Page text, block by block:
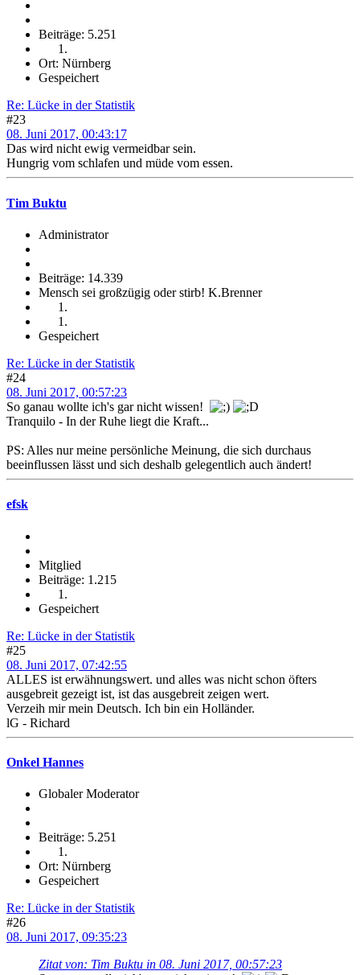
Beiträge: 5.251
Ort: Nürnberg
Gespeichert
Re: Lücke in der Statistik
#23
08. Juni 2017, 00:43:17
Das wird nicht ewig vermeidbar sein.
Hungrig vom schlafen und müde vom essen.
Tim Buktu
Administrator
Beiträge: 14.339
Mensch sei großzügig oder stirb! K.Brenner
Gespeichert
Re: Lücke in der Statistik
#24
08. Juni 2017, 00:57:23
So ganau wollte ich's gar nicht wissen!
Tranquilo - In der Ruhe liegt die Kraft...
PS: Alles nur meine persönliche Meinung, die sich durchaus
beeinflussen lässt und sich deshalb gelegentlich auch ändert!
efsk
Mitglied
Beiträge: 1.215
Gespeichert
Re: Lücke in der Statistik
#25
08. Juni 2017, 07:42:55
ALLES ist erwähnungswert. und alles was nicht schon öfters
ausgebreit gezeigt ist, ist das ausgebreit zeigen wert.
Verzeih mir mein Deutsch. Ich bin ein Holländer.
lG - Richard
Onkel Hannes
Globaler Moderator
Beiträge: 5.251
Ort: Nürnberg
Gespeichert
Re: Lücke in der Statistik
#26
08. Juni 2017, 09:35:23
Zitat von: Tim Buktu in 08. Juni 2017, 00:57:23